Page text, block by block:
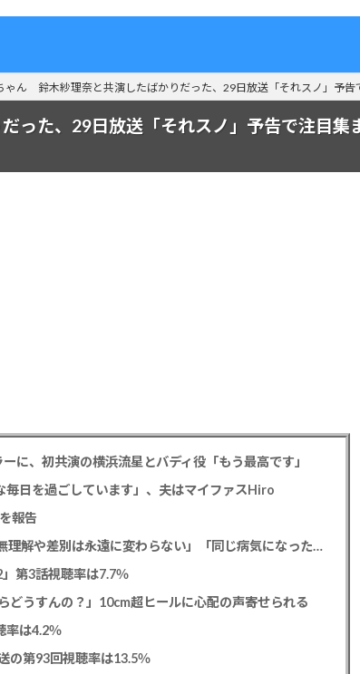
ゃん 鈴木紗理奈と共演したばかりだった、29日放送「それスノ」予告
った、29日放送「それスノ」予告で注目集
、初共演の横浜流星とバディ役「もう最高です」
日を過ごしています」、夫はマイファスHiro
報告
元フジ渡邊渚アナ PTSD公表への思いを明かす「無理解や差別は永遠に変わらない」「同じ病気になったことのない人間にはわからない」
第3話視聴率は7.7％
どうすんの？」10cm超ヒールに心配の声寄せられる
率は4.2％
の第93回視聴率は13.5％